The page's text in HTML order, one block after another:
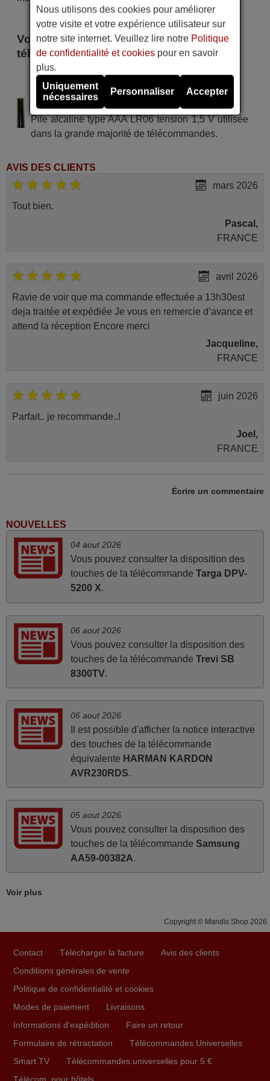
Voici certains modèles qui utilisent cette
télécommande
KUBA ELECTRONIC 900 K
2200 G
Alimentation : 2 piles type AAA
Pile alcaline type AAA LR06 tension 1,5 V utilisée
dans la grande majorité de télécommandes.
AVIS DES CLIENTS
mars 2026
Tout bien.
Pascal,
FRANCE
avril 2026
Ravie de voir que ma commande effectuée a 13h30est
deja traitée et expédiée Je vous en remercie d’avance et
attend la réception Encore merci
Jacqueline,
FRANCE
juin 2026
Parfait.. je recommande..!
Joel,
FRANCE
mai 2026
vidéo projecteur Wimius P20. Un avis provisoire avait été
émis car le délai de 24h était dépassé, néanmoins j'ai
reçu la télécommande au cours du 3ème jour ouvré,
compatible avec mon besoin. Concernant la
fonctionnalité de la télécommande, le produit tient sa
promesse. Le document permet de connaître facilement
directement utilisable moyennant l'insertion des 2 piles
fournies.
JEAN,
La telecommande fonctionne tres bien, et service rapide
super.
Super Service
Mario,
Je suis très content de cet achat. Cette télécommande est
d'origine ne fonctionnait plus (probablement le LED à
changer), et que certains boutons sur le Combiné Radio-
seconde vie à mes deux Panasonic haut de gamme des
années 90
FRANCE
Écrire un commentaire
NOUVELLES
04 aout 2026
Vous pouvez consulter la disposition des
touches de la télécommande Targa DPV-
5200 X.
06 aout 2026
Vous pouvez consulter la disposition des
touches de la télécommande Trevi SB
8300TV.
06 aout 2026
Il est possible d'afficher la notice interactive
des touches de la télécommande
équivalente HARMAN KARDON
AVR230RDS.
05 aout 2026
Vous pouvez consulter la disposition des
touches de la télécommande Samsung
AA59-00382A.
Voir plus
Copyright © Mandis Shop 2026
Contact Télécharger la facture
Avis des clients
Conditions générales de vente
Politique de confidentialité et cookies
Modes de paiement
Livraisons
Informations d'expédition
Faire un retour
Formulaire de rétractation
Télécommandes Universelles
Smart TV
Télécommandes universelles pour 5 €
Nous utilisons des cookies pour améliorer
votre visite et votre expérience utilisateur sur
notre site internet. Veuillez lire notre Politique
de confidentialité et cookies pour en savoir
plus.
Uniquement
nécessaires
Personnaliser Accepter